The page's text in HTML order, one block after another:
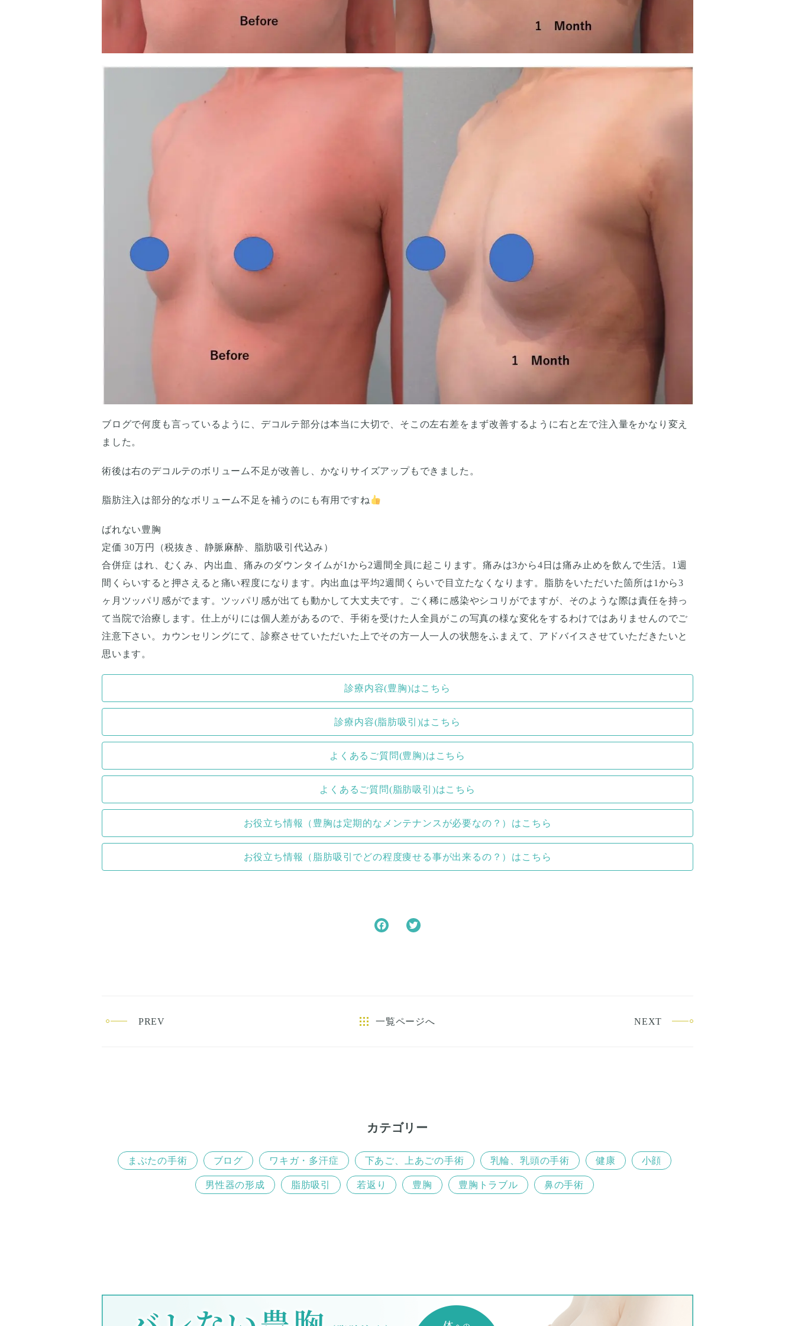
ブログで何度も言っているように、デコルテ部分は本当に大切で、そこの左右差をまず改善するように右と左で注入量をかなり変え
ました。
術後は右のデコルテのボリューム不足が改善し、かなりサイズアップもできました。
脂肪注入は部分的なボリューム不足を補うのにも有用ですね
ばれない豊胸
定価 30万円（税抜き、静脈麻酔、脂肪吸引代込み）
合併症 はれ、むくみ、内出血、痛みのダウンタイムが1から2週間全員に起こります。痛みは3から4日は痛み止めを飲んで生活。1週
間くらいすると押さえると痛い程度になります。内出血は平均2週間くらいで目立たなくなります。脂肪をいただいた箇所は1から3
ヶ月ツッパリ感がでます。ツッパリ感が出ても動かして大丈夫です。ごく稀に感染やシコリがでますが、そのような際は責任を持っ
て当院で治療します。仕上がりには個人差があるので、手術を受けた人全員がこの写真の様な変化をするわけではありませんのでご
注意下さい。カウンセリングにて、診察させていただいた上でその方一人一人の状態をふまえて、アドバイスさせていただきたいと
思います。
診療内容(豊胸)はこちら
診療内容(脂肪吸引)はこちら
よくあるご質問(豊胸)はこちら
よくあるご質問(脂肪吸引)はこちら
お役立ち情報（豊胸は定期的なメンテナンスが必要なの？）はこちら
お役立ち情報（脂肪吸引でどの程度痩せる事が出来るの？）はこちら
k
PREV
一覧ページへ NEXT
カテゴリー
まぶたの手術 ブログ ワキガ・多汗症 下あご、上あごの手術 乳輪、乳頭の手術 健康 小顔
男性器の形成 脂肪吸引 若返り 豊胸 豊胸トラブル 鼻の手術